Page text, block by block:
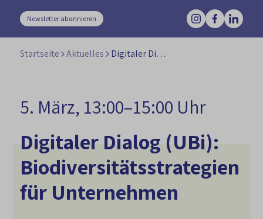
Newsletter abonnieren
Startseite Aktuelles Digitaler Dialog (UBi) – Biodiversitätsstrategien für zukunftsfähige Unternehmen
5. März, 13:00–15:00 Uhr
Digitaler Dialog (UBi):
Biodiversitätsstrategien
für Unternehmen